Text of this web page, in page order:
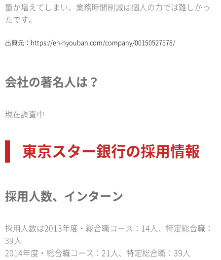
量が増えてしまい、業務時間削減は個人の力では難しかっ
たです。
出典元： https://en-hyouban.com/company/00150527578/
会社の著名人は？
現在調査中
東京スター銀行の採用情報
採用人数、インターン
採用人数は2013年度・総合職コース：14人、特定総合職：
39人
2014年度・総合職コース：21人、特定総合職：39人